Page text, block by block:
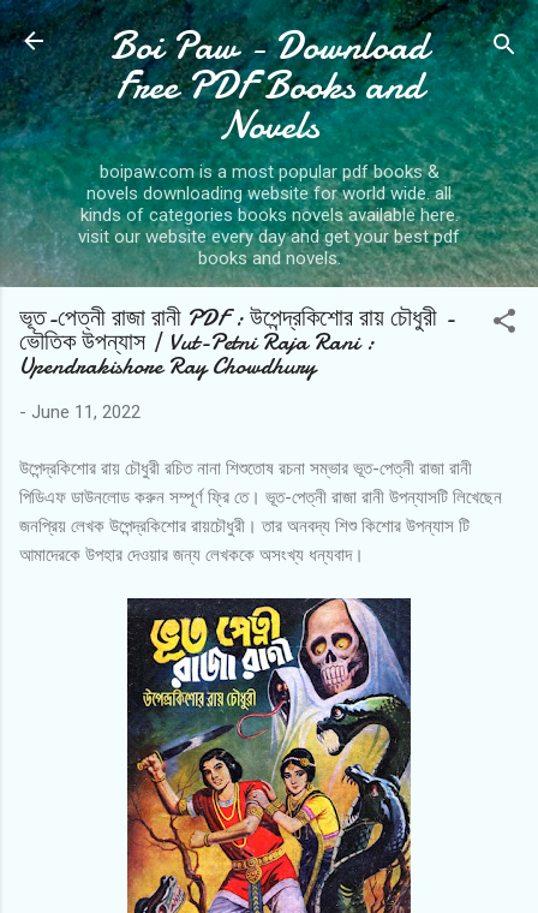
Skip to main content
Boi Paw - Download
Free PDF Books and
Novels
boipaw.com is a most popular pdf books &
novels downloading website for world wide. all
kinds of categories books novels available here.
visit our website every day and get your best pdf
books and novels.
ভূত-পেত্নী রাজা রানী PDF : উপেন্দ্রকিশোর রায় চৌধুরী -
ভৌতিক উপন্যাস | Vut-Petni Raja Rani :
Upendrakishore Ray Chowdhury
- June 11, 2022
উপেন্দ্রকিশোর রায় চৌধুরী রচিত নানা শিশুতোষ রচনা সম্ভার ভূত-পেত্নী রাজা রানী
পিডিএফ ডাউনলোড করুন সম্পূর্ণ ফ্রি তে। ভূত-পেত্নী রাজা রানী উপন্যাসটি লিখেছেন
জনপ্রিয় লেখক উপেন্দ্রকিশোর রায়চৌধুরী। তার অনবদ্য শিশু কিশোর উপন্যাস টি
আমাদেরকে উপহার দেওয়ার জন্য লেখককে অসংখ্য ধন্যবাদ।